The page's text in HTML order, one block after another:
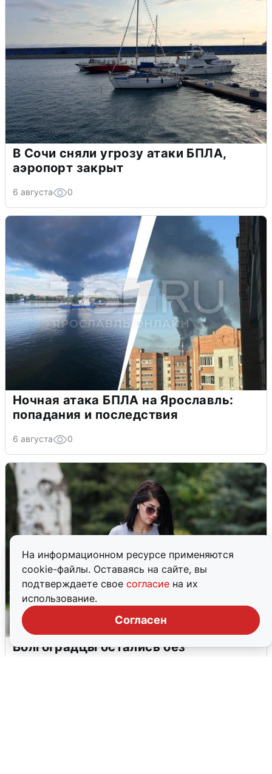
На информационном ресурсе применяются
cookie-файлы. Оставаясь на сайте, вы
подтверждаете свое согласие на их
использование.
Согласен
В Сочи сняли угрозу атаки БПЛА,
аэропорт закрыт
6 августа 0
Ночная атака БПЛА на Ярославль:
попадания и последствия
6 августа 0
Волгоградцы остались без